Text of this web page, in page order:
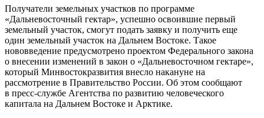
Получатели земельных участков по программе
«Дальневосточный гектар», успешно освоившие первый
земельный участок, смогут подать заявку и получить еще
один земельный участок на Дальнем Востоке. Такое
нововведение предусмотрено проектом Федерального закона
о внесении изменений в закон о «Дальневосточном гектаре»,
который Минвостокразвития внесло накануне на
рассмотрение в Правительство России. Об этом сообщают
в пресс-службе Агентства по развитию человеческого
капитала на Дальнем Востоке и Арктике.